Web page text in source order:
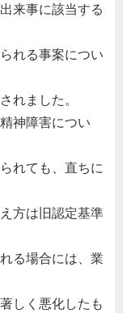
来事に該当する
れる事案につい
れました。
神障害につい
れても、直ちに
方は旧認定基準
る場合には、業
しく悪化したも